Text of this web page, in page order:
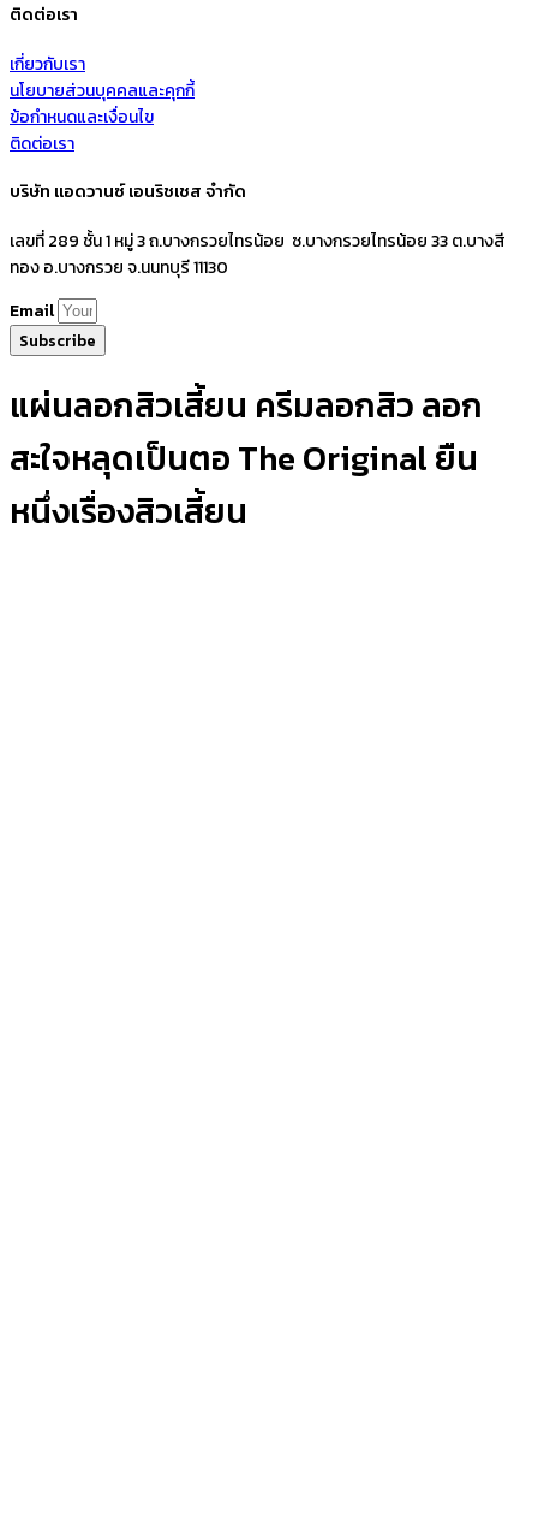
ติดต่อเรา
เกี่ยวกับเรา
นโยบายส่วนบุคคลและคุกกี้
ข้อกำหนดและเงื่อนไข
ติดต่อเรา
บริษัท แอดวานซ์ เอนริชเชส จำกัด
เลขที่ 289 ชั้น 1 หมู่ 3 ถ.บางกรวยไทรน้อย ซ.บางกรวยไทรน้อย 33 ต.บางสี
ทอง อ.บางกรวย จ.นนทบุรี 11130
Email
Subscribe
แผ่นลอกสิวเสี้ยน ครีมลอกสิว ลอก
สะใจหลุดเป็นตอ The Original ยืน
หนึ่งเรื่องสิวเสี้ยน